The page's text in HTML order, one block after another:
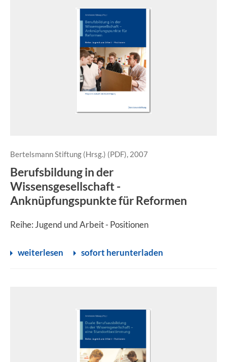
Bertelsmann Stiftung (Hrsg.) (PDF), 2007
Berufsbildung in der
Wissensgesellschaft -
Anknüpfungspunkte für Reformen
Reihe: Jugend und Arbeit - Positionen
weiterlesen sofort herunterladen